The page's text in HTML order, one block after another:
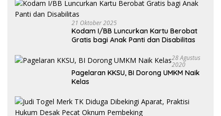
21 Oktober 2025
Kodam I/BB Luncurkan Kartu Berobat
Gratis bagi Anak Panti dan Disabilitas
28 Agustus
2020
Pagelaran KKSU, BI Dorong UMKM Naik
Kelas